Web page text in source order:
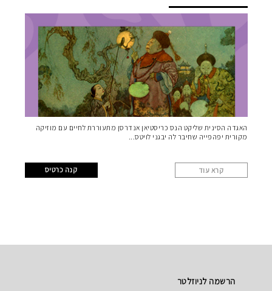
שחקנים ותזמורת
האגדה הסינית שליקט הנס כריסטיאן אנדרסן מתעוררת לחיים עם מוזיקה
מקורית יפהפייה שחיבר לה יבגני לויטס
קרא עוד קנה כרטיס
הרשמה לניוזלטר